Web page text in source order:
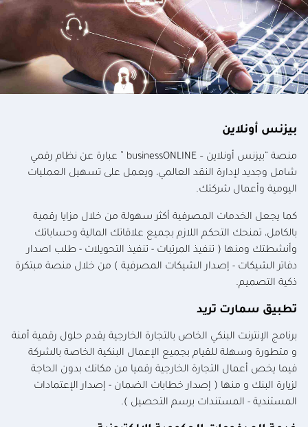
بيزنس أونلاين
منصة “بيزنس أونلاين – businessONLINE ” عبارة عن نظام رقمي
شامل وجديد لإدارة النقد العالمي، ويعمل على تسهيل العمليات
اليومية وأعمال شركتك.
كما يجعل الخدمات المصرفية أكثر سهولة من خلال مزايا رقمية
بالكامل، تمنحك التحكم اللازم بجميع علاقاتك المالية وحساباتك
وأنشطتك ومنها ( تنفيذ المرتبات - تنفيذ التحويلات - طلب اصدار
دفاتر الشيكات - إصدار الشيكات المصرفية ) من خلال منصة مبتكرة
ذكية التصميم.
تطبيق سمارت تريد
برنامج الإنترنت البنكي الخاص بالتجارة الخارجية يقدم حلول رقمية أمنة
و متطورة وسهلة للقيام بجميع الإعمال البنكية الخاصة بالشركة
فيما يخص أعمال التجارة الخارجية رقميا من مكانك بدون الحاجة
لزيارة البنك و منها ( إصدار خطابات الضمان - إصدار الإعتمادات
المستندية - المستندات برسم التحصيل ).